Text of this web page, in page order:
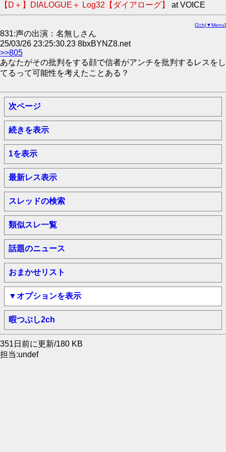
【D＋】DIALOGUE＋ Log32【ダイアローグ】 at VOICE
[2ch| ▼Menu]
831:声の出演：名無しさん
25/03/26 23:25:30.23 8bxBYNZ8.net
>>805
あなたがその批判をする顔で信者がアンチを批判するレスをし
てるって可能性を考えたことある？
次ページ
続きを表示
1を表示
最新レス表示
スレッドの検索
類似スレ一覧
話題のニュース
おまかせリスト
▼オプションを表示
暇つぶし2ch
351日前に更新/180 KB
担当:undef